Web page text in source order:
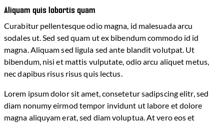
Aliquam quis lobortis quam
Curabitur pellentesque odio magna, id malesuada arcu
sodales ut. Sed sed quam ut ex bibendum commodo id id
magna. Aliquam sed ligula sed ante blandit volutpat. Ut
bibendum, nisi et mattis vulputate, odio arcu aliquet metus,
nec dapibus risus risus quis lectus.
Lorem ipsum dolor sit amet, consetetur sadipscing elitr, sed
diam nonumy eirmod tempor invidunt ut labore et dolore
magna aliquyam erat, sed diam voluptua. At vero eos et